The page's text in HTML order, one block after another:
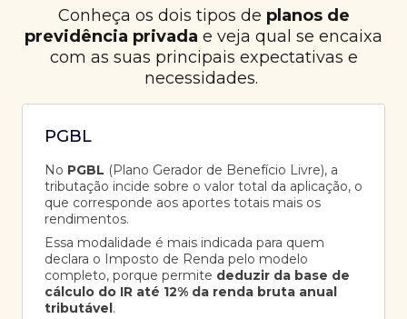
Conheça os dois tipos de planos de
previdência privada e veja qual se encaixa
com as suas principais expectativas e
necessidades.
PGBL
No PGBL (Plano Gerador de Benefício Livre), a
tributação incide sobre o valor total da aplicação, o
que corresponde aos aportes totais mais os
rendimentos.
Essa modalidade é mais indicada para quem
declara o Imposto de Renda pelo modelo
completo, porque permite deduzir da base de
cálculo do IR até 12% da renda bruta anual
tributável.